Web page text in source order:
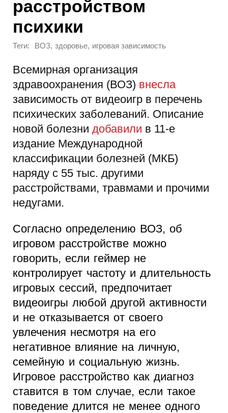
расстройством
психики
Теги: ВОЗ, здоровье, игровая зависимость
Всемирная организация
здравоохранения (ВОЗ) внесла
зависимость от видеоигр в перечень
психических заболеваний. Описание
новой болезни добавили в 11-е
издание Международной
классификации болезней (МКБ)
наряду с 55 тыс. другими
расстройствами, травмами и прочими
недугами.
Согласно определению ВОЗ, об
игровом расстройстве можно
говорить, если геймер не
контролирует частоту и длительность
игровых сессий, предпочитает
видеоигры любой другой активности
и не отказывается от своего
увлечения несмотря на его
негативное влияние на личную,
семейную и социальную жизнь.
Игровое расстройство как диагноз
ставится в том случае, если такое
поведение длится не менее одного